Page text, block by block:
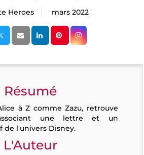
Heroes
mars 2022
Résumé
à Z comme Zazu, retrouve
une lettre et un
de l'univers Disney.
L'Auteur